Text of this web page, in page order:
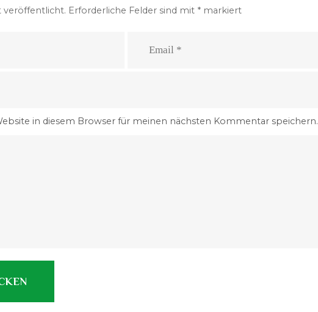
veröffentlicht. Erforderliche Felder sind mit * markiert
in diesem Browser für meinen nächsten Kommentar speichern.